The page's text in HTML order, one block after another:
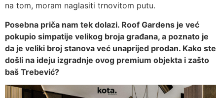
na tom, moram naglasiti trnovitom putu.
Posebna priča nam tek dolazi. Roof Gardens je već
pokupio simpatije velikog broja građana, a poznato je
da je veliki broj stanova već unaprijed prodan. Kako ste
došli na ideju izgradnje ovog premium objekta i zašto
baš Trebević?